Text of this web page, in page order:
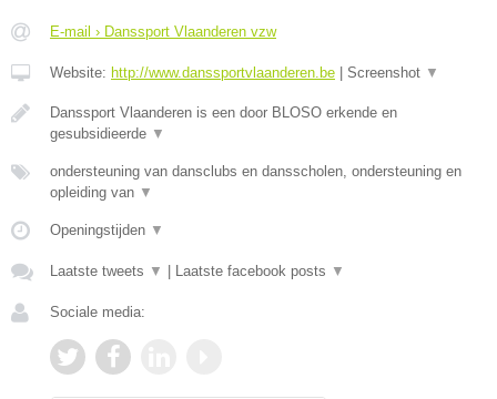
E-mail › Danssport Vlaanderen vzw
Website: http://www.danssportvlaanderen.be Screenshot ▼
Danssport Vlaanderen is een door BLOSO erkende en
gesubsidieerde ▼
ondersteuning van dansclubs en dansscholen, ondersteuning en
opleiding van ▼
Openingstijden ▼
Laatste tweets ▼ Laatste facebook posts ▼
Sociale media: